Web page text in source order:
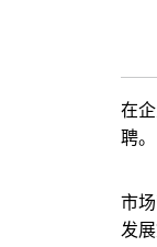
在
聘。
市
发